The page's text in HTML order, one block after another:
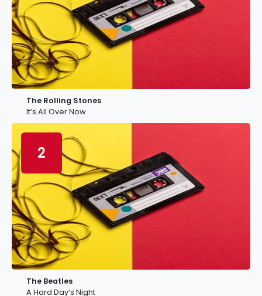
The Rolling Stones
It’s All Over Now
2
The Beatles
A Hard Day’s Night